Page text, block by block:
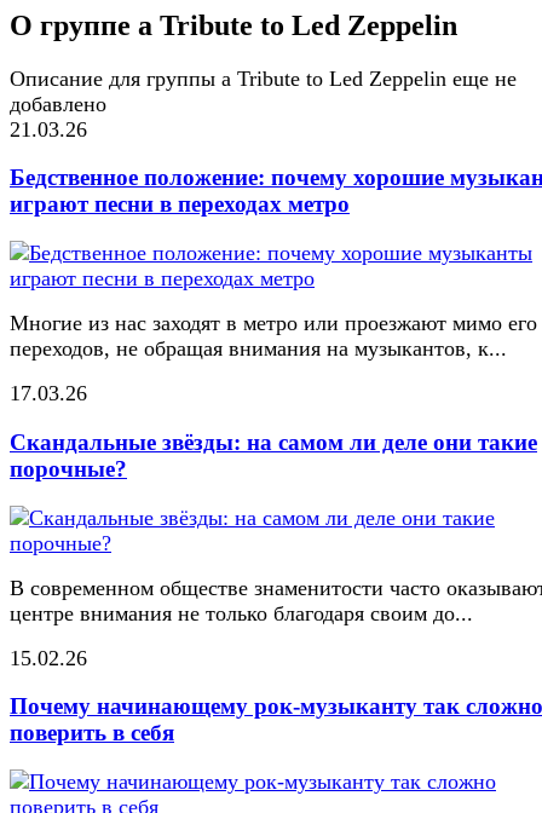
О группе a Tribute to Led Zeppelin
Описание для группы a Tribute to Led Zeppelin еще не
добавлено
21.03.26
Бедственное положение: почему хорошие
играют песни в переходах метро
Многие из нас заходят в метро или проезжают мимо его
переходов, не обращая внимания на музыкантов, к...
17.03.26
Скандальные звёзды: на самом ли деле они такие
порочные?
В современном обществе знаменитости часто
центре внимания не только благодаря своим до...
15.02.26
Почему начинающему рок-музыканту так сложно
поверить в себя